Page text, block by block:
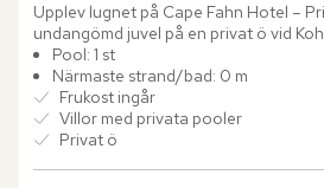
Upplev lugnet på Cape Fahn Hotel –
undangömd juvel på en privat ö vid
väntar ett lyxigt paradis där du slappnar
Pool: 1 st
Närmaste strand/bad: 0 m
Frukost ingår
Villor med privata pooler
Privat ö